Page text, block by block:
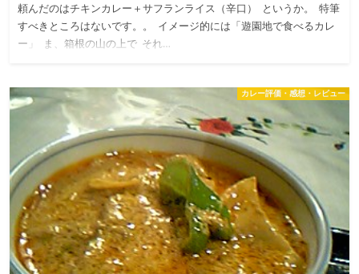
頼んだのはチキンカレー＋サフランライス（辛口） というか。 特筆
すべきところはないです。。 イメージ的には「遊園地で食べるカレ
ー」 ま、箱根の山の上で それ…
カレー評価・感想・レビュー